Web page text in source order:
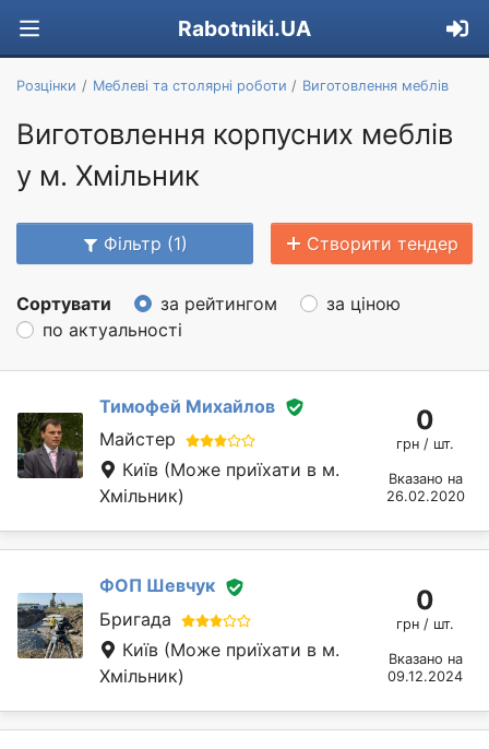
Rabotniki.UA
Розцінки Меблеві та столярні роботи Виготовлення меблів
Виготовлення корпусних меблів
у м. Хмільник
Фільтр (1) Створити тендер
Сортувати за рейтингом
за ціною
по актуальності
Тимофей Михайлов
Майстер
Київ (Може приїхати в м.
Хмільник)
0
грн / шт.
Вказано на
26.02.2020
ФОП Шевчук
Бригада
Київ (Може приїхати в м.
Хмільник)
0
грн / шт.
Вказано на
09.12.2024